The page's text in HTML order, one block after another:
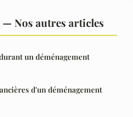
— Nos autres articles
un déménagement
d'un déménagement